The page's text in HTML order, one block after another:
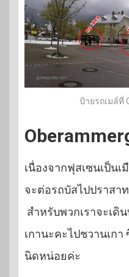
ป้ายรถเมล์ที่
เนื่องจากฟุสเซนเป็น
จะต่อรถบัสไปปราสา
สำหรับพวกเราจะเดิ
เกานะคะไปชวานเก
นิดหน่อยค่ะ